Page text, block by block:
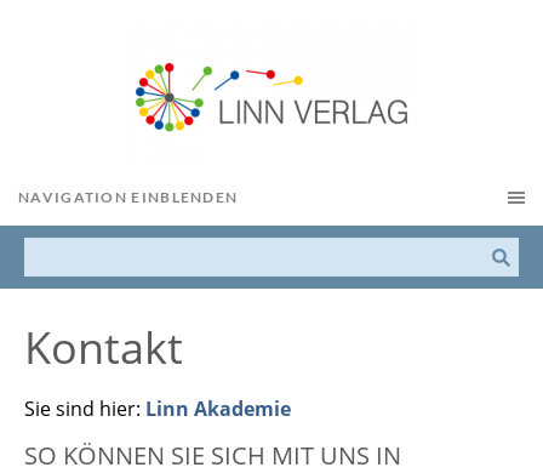
NAVIGATION EINBLENDEN
Kontakt
Sie sind hier: Linn Akademie
SO KÖNNEN SIE SICH MIT UNS IN